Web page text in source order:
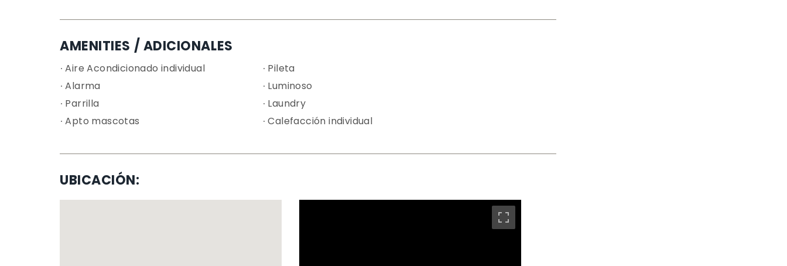
AMENITIES / ADICIONALES
Aire Acondicionado individual
Alarma
Parrilla
Apto mascotas
Pileta
Luminoso
Laundry
Calefacción individual
UBICACIÓN: